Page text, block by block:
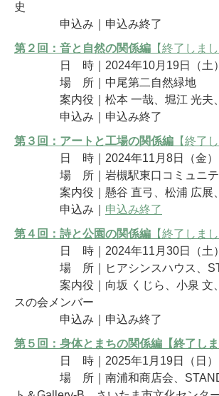
史
申込み｜申込み終了
第２回：音と自然の関係編 【終了しまし
日 時｜2024年10月19日（土）
場 所｜中尾第二自然緑地
案内役｜松本 一哉、堀江 光夫、
申込み｜申込み終了
第３回： アートと工場の関係編 【終了
日 時｜2024年11月8日（金）
場 所｜岩槻駅東口コミュニテ
案内役｜懸谷 直弓、松浦 広展、
申込み｜ 申込み終了
第４回： 詩と公園の関係編 【終了しまし
日 時｜2024年11月30日（土）
場 所｜ヒアシンスハウス、
案内役｜向坂 くじら、小泉 文、
スの会メンバー
申込み｜申込み終了
第５回： 身体とまちの関係編【終了しま
日 時｜2025年1月19日（日）
場 所｜南浦和商店会、STAND